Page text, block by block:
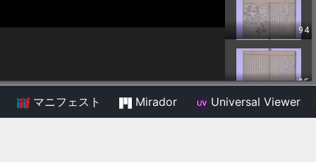
マニフェスト Mirador Universal Viewer